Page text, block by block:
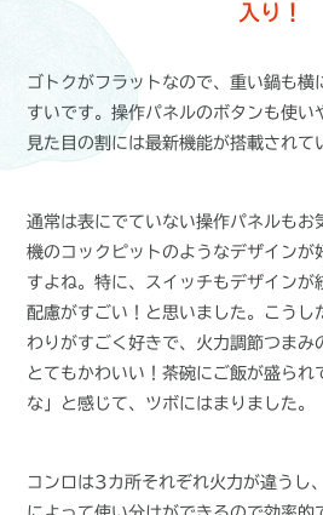
入り！
ゴトクがフラットなので、重い鍋も横
すいです。操作パネルのボタンも使い
見た目の割には最新機能が搭載されて
通常は表にでていない操作パネルもお
機のコックピットのようなデザインが
すよね。特に、スイッチもデザインが
配慮がすごい！と思いました。こうし
わりがすごく好きで、火力調節つまみ
とてもかわいい！茶碗にご飯が盛られ
な」と感じて、ツボにはまりました。
コンロは3カ所それぞれ火力が違うし